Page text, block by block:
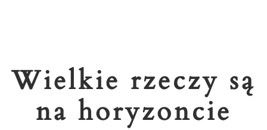
Wielkie rzeczy są
na horyzoncie